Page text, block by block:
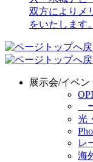
展示会/イベン
光
レ
海